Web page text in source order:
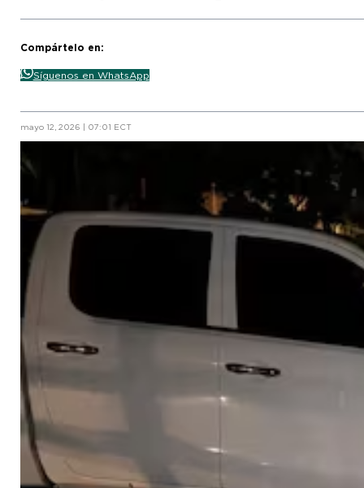
Compártelo en:
Síguenos en WhatsApp
mayo 12, 2026 | 07:01 ECT